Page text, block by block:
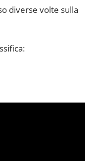
diverse volte sulla